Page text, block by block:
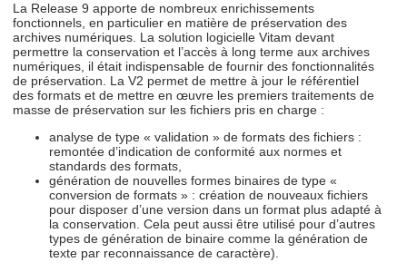
La Release 9 apporte de nombreux enrichissements
fonctionnels, en particulier en matière de préservation des
archives numériques. La solution logicielle Vitam devant
permettre la conservation et l’accès à long terme aux archives
numériques, il était indispensable de fournir des fonctionnalités
de préservation. La V2 permet de mettre à jour le référentiel
des formats et de mettre en œuvre les premiers traitements de
masse de préservation sur les fichiers pris en charge :
analyse de type « validation » de formats des fichiers :
remontée d’indication de conformité aux normes et
standards des formats,
génération de nouvelles formes binaires de type «
conversion de formats » : création de nouveaux fichiers
pour disposer d’une version dans un format plus adapté à
la conservation. Cela peut aussi être utilisé pour d’autres
types de génération de binaire comme la génération de
texte par reconnaissance de caractère).